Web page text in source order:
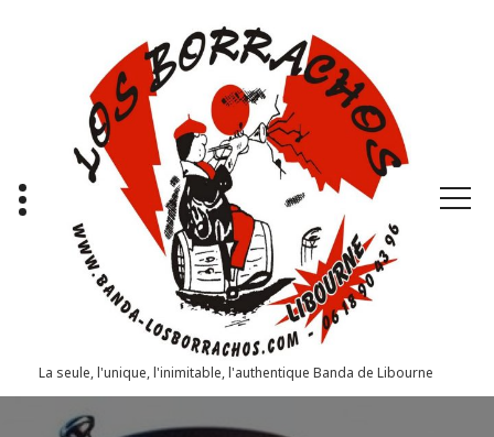
La seule, l'unique, l'inimitable, l'authentique Banda de Libourne